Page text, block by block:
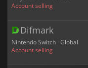
Account selling
Difmark
Nintendo Switch · Global
Account selling